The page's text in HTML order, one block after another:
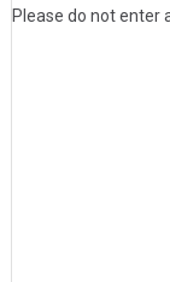
Please do not enter